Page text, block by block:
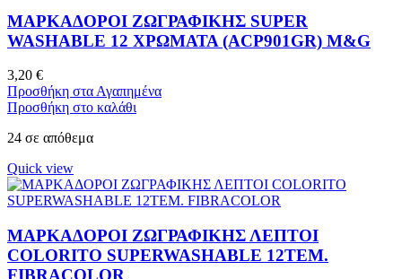
ΜΑΡΚΑΔΟΡΟΙ ZΩΓΡΑΦΙΚΗΣ SUPER
WASHABLE 12 ΧΡΩΜΑΤΑ (ACP901GR) M&G
3,20 €
Προσθήκη στα Αγαπημένα
Προσθήκη στο καλάθι
24 σε απόθεμα
Quick view
ΜΑΡΚΑΔΟΡΟΙ ΖΩΓΡΑΦΙΚΗΣ ΛΕΠΤΟΙ
COLORITO SUPERWASHABLE 12ΤΕΜ.
FIBRACOLOR